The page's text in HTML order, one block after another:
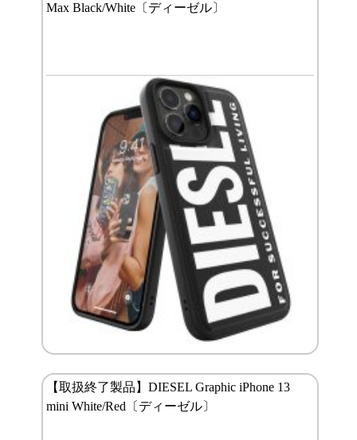
Max Black/White〔ディーゼル〕
【取扱終了製品】DIESEL Graphic iPhone 13
mini White/Red〔ディーゼル〕